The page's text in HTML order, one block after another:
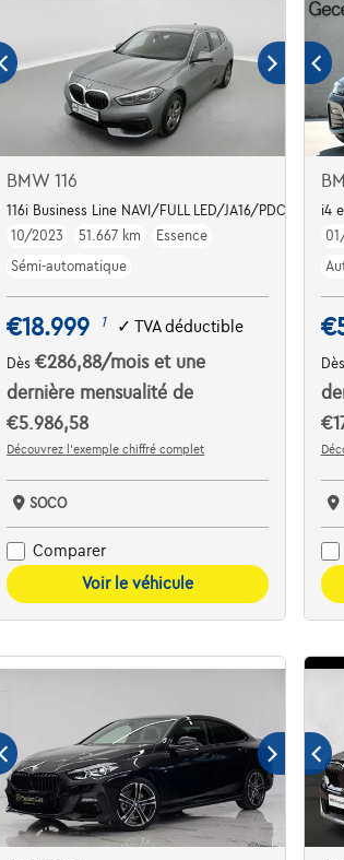
BMW 116
116i Business Line NAVI/FULL LED/JA16/PDC AV AR
10/2023
51.667 km
Essence
Sémi-automatique
€18.999 1 ✓TVA déductible
Dès€286,88/moiset une
dernière mensualité de
€5.986,58
Découvrez l’exemple chiffré complet
SOCO
Comparer
Voir le véhicule
i4
Dès